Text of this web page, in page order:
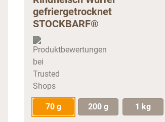
gefriergetrocknet
STOCKBARF®
70 g 200 g 1 kg